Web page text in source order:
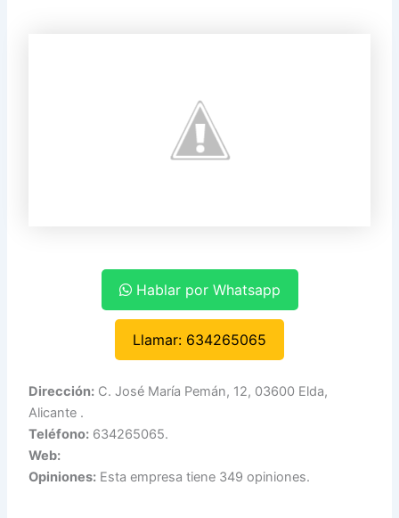
Hablar por Whatsapp
Llamar: 634265065
Dirección: C. José María Pemán, 12, 03600 Elda,
Alicante .
Teléfono: 634265065.
Web:
Opiniones: Esta empresa tiene 349 opiniones.